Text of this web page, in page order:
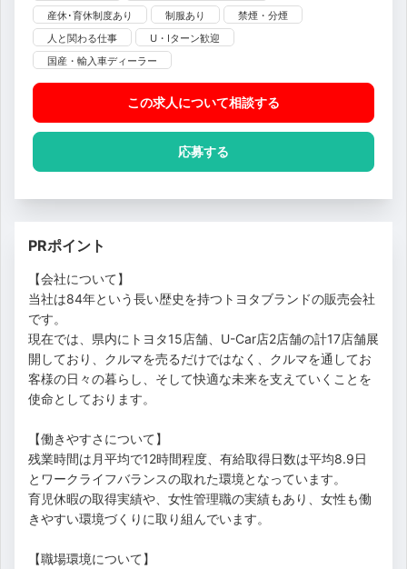
産休･育休制度あり
制服あり
禁煙・分煙
人と関わる仕事
U・Iターン歓迎
国産・輸入車ディーラー
この求人について相談する
応募する
PRポイント
【会社について】
当社は84年という長い歴史を持つトヨタブランドの販売会社
です。
現在では、県内にトヨタ15店舗、U-Car店2店舗の計17店舗展
開しており、クルマを売るだけではなく、クルマを通してお
客様の日々の暮らし、そして快適な未来を支えていくことを
使命としております。
【働きやすさについて】
残業時間は月平均で12時間程度、有給取得日数は平均8.9日
とワークライフバランスの取れた環境となっています。
育児休暇の取得実績や、女性管理職の実績もあり、女性も働
きやすい環境づくりに取り組んでいます。
【職場環境について】